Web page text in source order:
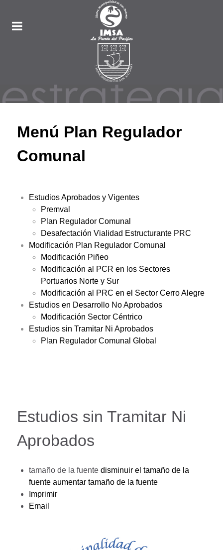
Menú Plan Regulador
Comunal
Estudios Aprobados y Vigentes
Premval
Plan Regulador Comunal
Desafectación Vialidad Estructurante PRC
Modificación Plan Regulador Comunal
Modificación Piñeo
Modificación al PCR en los Sectores
Portuarios Norte y Sur
Modificación al PRC en el Sector Cerro Alegre
Estudios en Desarrollo No Aprobados
Modificación Sector Céntrico
Estudios sin Tramitar Ni Aprobados
Plan Regulador Comunal Global
Estudios sin Tramitar Ni
Aprobados
tamaño de la fuente disminuir el tamaño de la
fuente aumentar tamaño de la fuente
Imprimir
Email